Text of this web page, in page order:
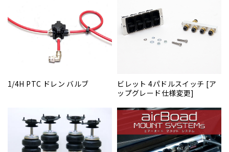
1/4H PTC ドレン バルブ
ビレット 4パドルスイッチ [ア
ップグレード仕様変更]